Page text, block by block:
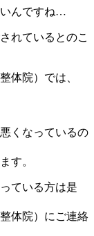
いんですね…
れているとのこ
院）では、
くなっているの
す。
ている方は是
体院）にご連絡